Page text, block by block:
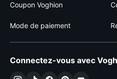
Coupon Voghion
Mode de paiement
Connectez-vous avec